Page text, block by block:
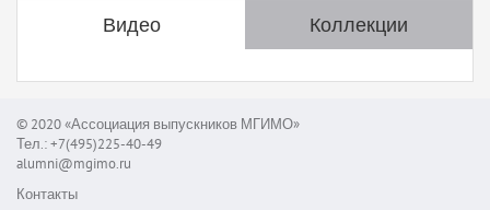
Видео Коллекции
© 2020 «Ассоциация выпускников МГИМО»
Тел.: +7(495)225-40-49
alumni@mgimo.ru
Контакты